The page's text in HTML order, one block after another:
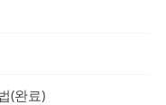
(완료)